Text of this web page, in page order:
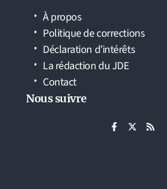
À propos
Politique de corrections
Déclaration d’intérêts
La rédaction du JDE
Contact
Nous suivre